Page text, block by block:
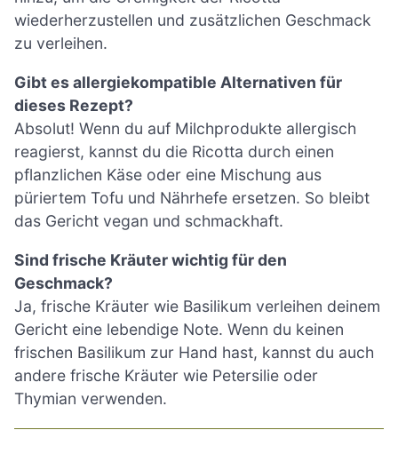
wiederherzustellen und zusätzlichen Geschmack
zu verleihen.
Gibt es allergiekompatible Alternativen für
dieses Rezept?
Absolut! Wenn du auf Milchprodukte allergisch
reagierst, kannst du die Ricotta durch einen
pflanzlichen Käse oder eine Mischung aus
püriertem Tofu und Nährhefe ersetzen. So bleibt
das Gericht vegan und schmackhaft.
Sind frische Kräuter wichtig für den
Geschmack?
Ja, frische Kräuter wie Basilikum verleihen deinem
Gericht eine lebendige Note. Wenn du keinen
frischen Basilikum zur Hand hast, kannst du auch
andere frische Kräuter wie Petersilie oder
Thymian verwenden.